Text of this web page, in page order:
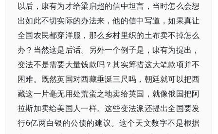
以后，康有为才给梁启超的信中坦言，当时怎么会想
出如此不切实际的办法来，他的信中写道，如果真让
全国农民都穿洋服，那么乡村里织的土布卖不掉怎么
办？当然这是后话。另外一个例子是，康有为提出，
变法不是需要大量钱款吗？其实筹措这大笔款项并不
困难。既然英国对西藏垂涎三尺吗，朝廷就可以把西
藏这一片毫无用处荒蛮之地卖给英国，就像俄国把阿
拉斯加卖给美国人一样。这些变法派还提出全国要发
行6亿两白银的公债的建议。这个天文数字不是根据